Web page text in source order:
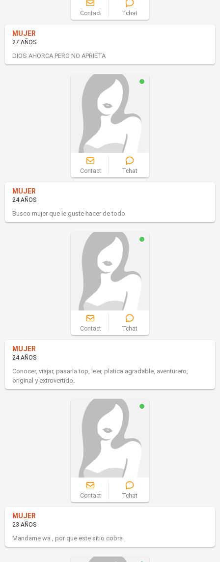
Contact Tchat
MUJER
27 AÑOS
DIOS AHORCA PERO NO APRIETA
Contact Tchat
MUJER
24 AÑOS
Busco mujer que le guste hacer de todo
Contact Tchat
MUJER
24 AÑOS
Conocer, viajar, pasarla top, leer, platica agradable, aventurero,
original y extrovertido.
Contact Tchat
MUJER
23 AÑOS
Mandame wa , por que este sitio cobra